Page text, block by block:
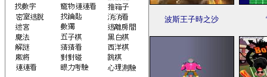
波斯王子時之沙